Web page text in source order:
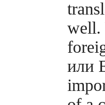
well.
или